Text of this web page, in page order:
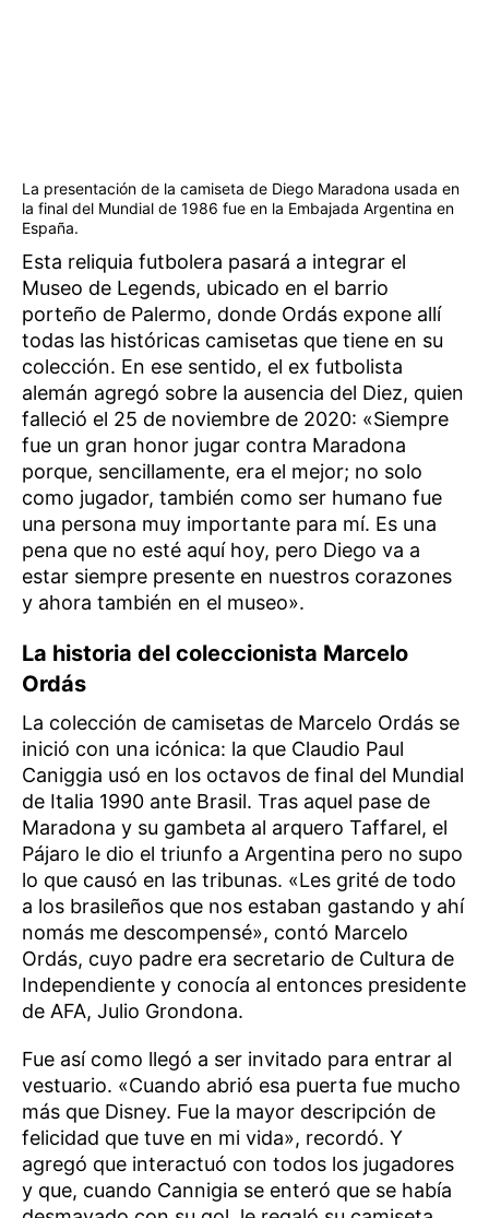
La presentación de la camiseta de Diego Maradona usada en
la final del Mundial de 1986 fue en la Embajada Argentina en
España.
Esta reliquia futbolera pasará a integrar el
Museo de Legends, ubicado en el barrio
porteño de Palermo, donde Ordás expone allí
todas las históricas camisetas que tiene en su
colección. En ese sentido, el ex futbolista
alemán agregó sobre la ausencia del Diez, quien
falleció el 25 de noviembre de 2020: «Siempre
fue un gran honor jugar contra Maradona
porque, sencillamente, era el mejor; no solo
como jugador, también como ser humano fue
una persona muy importante para mí. Es una
pena que no esté aquí hoy, pero Diego va a
estar siempre presente en nuestros corazones
y ahora también en el museo».
La historia del coleccionista Marcelo
Ordás
La colección de camisetas de Marcelo Ordás se
inició con una icónica: la que Claudio Paul
Caniggia usó en los octavos de final del Mundial
de Italia 1990 ante Brasil. Tras aquel pase de
Maradona y su gambeta al arquero Taffarel, el
Pájaro le dio el triunfo a Argentina pero no supo
lo que causó en las tribunas. «Les grité de todo
a los brasileños que nos estaban gastando y ahí
nomás me descompensé», contó Marcelo
Ordás, cuyo padre era secretario de Cultura de
Independiente y conocía al entonces presidente
de AFA, Julio Grondona.
Fue así como llegó a ser invitado para entrar al
vestuario. «Cuando abrió esa puerta fue mucho
más que Disney. Fue la mayor descripción de
felicidad que tuve en mi vida», recordó. Y
agregó que interactuó con todos los jugadores
y que, cuando Cannigia se enteró que se había